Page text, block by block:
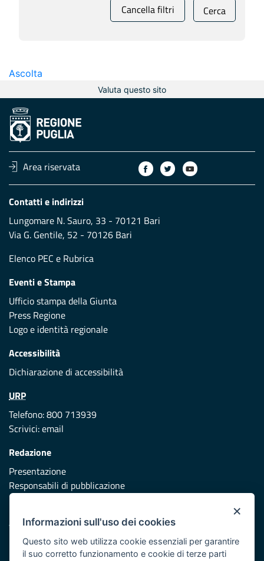
Cancella filtri Cerca
Ascolta
Valuta questo sito
Area riservata
Contatti e indirizzi
Lungomare N. Sauro, 33 - 70121 Bari
Via G. Gentile, 52 - 70126 Bari
Elenco PEC e Rubrica
Eventi e Stampa
Ufficio stampa della Giunta
Press Regione
Logo e identità regionale
Accessibilità
Dichiarazione di accessibilità
URP
Telefono: 800 713939
Scrivici:email
Redazione
Presentazione
Responsabili di pubblicazione
Vai al sito di Protezione Civile Puglia
Iniziativa finanziata con risorse del POR Puglia 2014/2020 -
×
Informazioni sull'uso dei cookies
Questo sito web utilizza cookie essenziali per garantire
il suo corretto funzionamento e cookie di terze parti